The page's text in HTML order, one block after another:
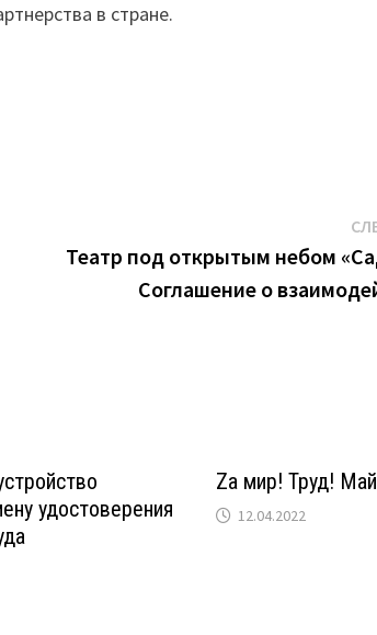
в стране.
Театр под открытым небом
Соглашение о
удостоверения
Za мир! Труд!
12.04.2022